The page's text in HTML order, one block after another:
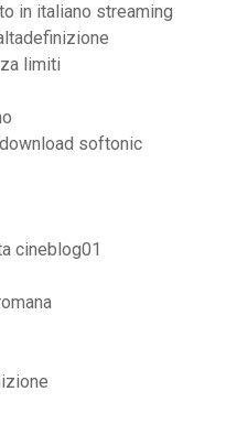
in italiano streaming
limiti
softonic
cineblog01